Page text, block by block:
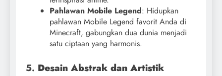
Pahlawan Mobile Legend: Hidupkan
pahlawan Mobile Legend favorit Anda di
Minecraft, gabungkan dua dunia menjadi
satu ciptaan yang harmonis.
5. Desain Abstrak dan Artistik